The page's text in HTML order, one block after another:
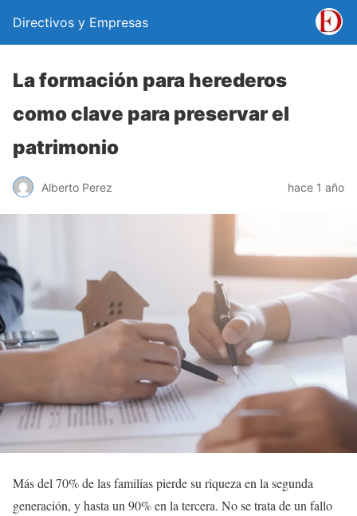
Directivos y Empresas
La formación para herederos
como clave para preservar el
patrimonio
Alberto Perez hace 1 año
Más del 70% de las familias pierde su riqueza en la segunda
generación, y hasta un 90% en la tercera. No se trata de un fallo